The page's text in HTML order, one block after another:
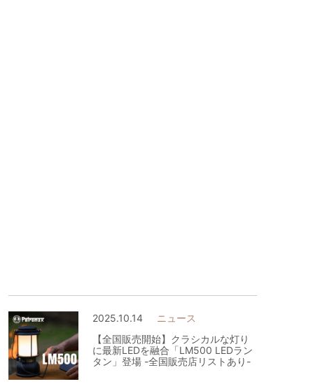
2025.10.14
ニュース
【全国販売開始】クラシカルな灯り
に最新LEDを融合「LM500 LEDラン
タン」登場 -全国販売店リストあり-